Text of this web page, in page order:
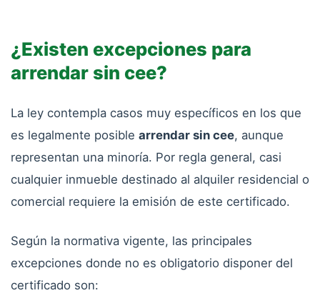
¿Existen excepciones para
arrendar sin cee?
La ley contempla casos muy específicos en los que
es legalmente posible arrendar sin cee, aunque
representan una minoría. Por regla general, casi
cualquier inmueble destinado al alquiler residencial o
comercial requiere la emisión de este certificado.
Según la normativa vigente, las principales
excepciones donde no es obligatorio disponer del
certificado son: